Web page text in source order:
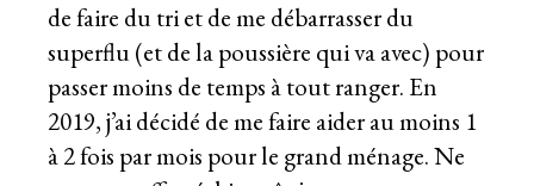
de faire du tri et de me débarrasser du
superflu (et de la poussière qui va avec) pour
passer moins de temps à tout ranger. En
2019, j’ai décidé de me faire aider au moins 1
à 2 fois par mois pour le grand ménage. Ne